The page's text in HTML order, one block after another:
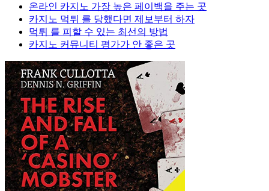
온라인 카지노 가장 높은 페이백을 주는 곳
카지노 먹튀 를 당했다면 제보부터 하자
먹튀 를 피할 수 있는 최선의 방법
카지노 커뮤니티 평가가 안 좋은 곳